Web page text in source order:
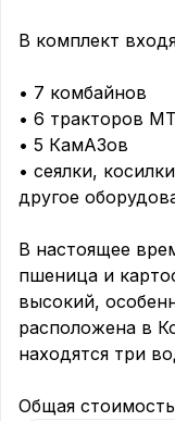
В комплект
• 7 комбайнов
• 6 тракторов
• 5 КамАЗов
• сеялки,
другое
В настоящее
пшеница и
высокий,
расположена в
находятся три
Общая